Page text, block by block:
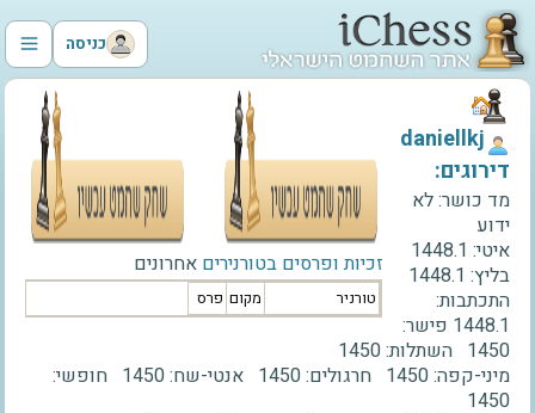
כניסה
זכיות ופרסים בטורנירים אחרונים
טורניר מקום פרס
‫daniellkj‬
דירוגים:
מד כושר:לא
ידוע
איטי: 1448.1
בליץ: 1448.1
התכתבות:
1448.1 פישר:
1450 השתלות:1450
מיני-קפה:1450 חרגולים:1450 אנטי-שח:1450 חופשי:
1450